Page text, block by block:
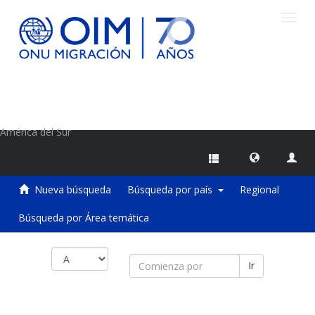
América del Sur
Nueva búsqueda Búsqueda por país Regional
Búsqueda por Área temática
Ir